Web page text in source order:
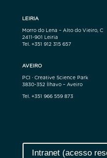
LEIRIA
Morro do Lena – Alto do Vieiro, C
2411-901 Leiria
Tel. +351 912 315 657
AVEIRO
PCI · Creative Science Park
3830-352 Ílhavo – Aveiro
Tel. +351 966 559 873
Intranet (acesso